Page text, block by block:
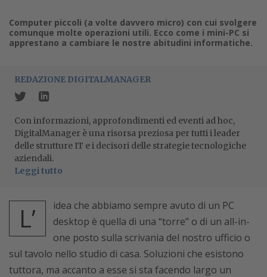
Computer piccoli (a volte davvero micro) con cui svolgere
comunque molte operazioni utili. Ecco come i mini-PC si
apprestano a cambiare le nostre abitudini informatiche.
REDAZIONE DIGITALMANAGER
Con informazioni, approfondimenti ed eventi ad hoc,
DigitalManager è una risorsa preziosa per tutti i leader
delle strutture IT e i decisori delle strategie tecnologiche
aziendali.
Leggi tutto
L’
idea che abbiamo sempre avuto di un PC
desktop è quella di una “torre” o di un all-in-
one posto sulla scrivania del nostro ufficio o
sul tavolo nello studio di casa. Soluzioni che esistono
tuttora, ma accanto a esse si sta facendo largo un